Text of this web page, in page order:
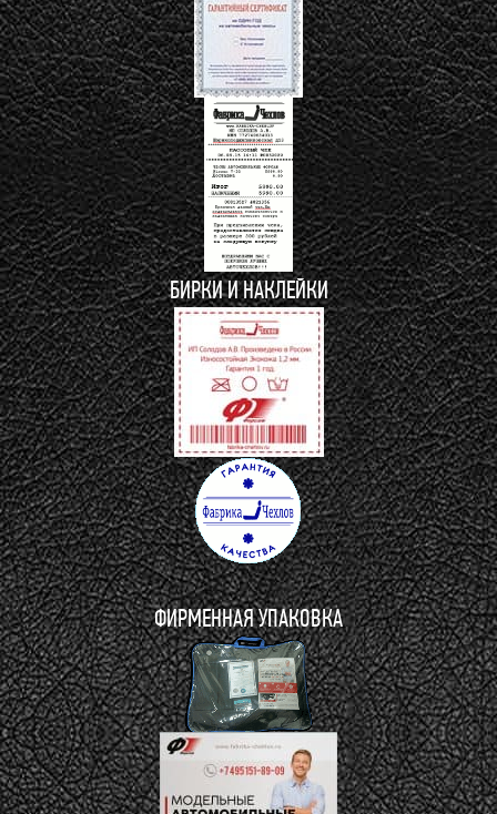
БИРКИ И НАКЛЕЙКИ
ФИРМЕННАЯ УПАКОВКА